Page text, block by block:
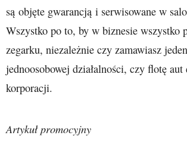
są objęte gwarancją i serwisowane w
Wszystko po to, by w biznesie wszystko
zegarku, niezależnie czy zamawiasz
jednoosobowej działalności, czy flotę aut
korporacji.
Artykuł promocyjny